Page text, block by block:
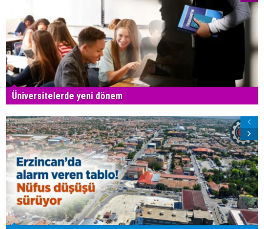
Üniversitelerde yeni dönem